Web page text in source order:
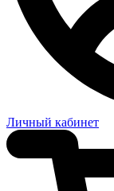
Личный кабинет